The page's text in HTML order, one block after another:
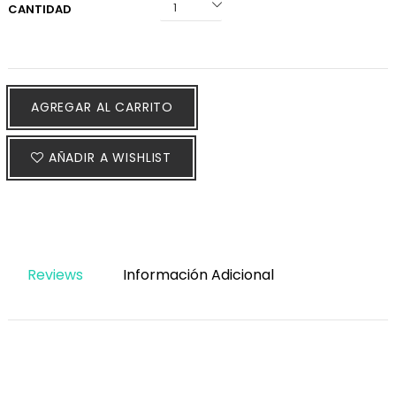
CANTIDAD
AGREGAR AL CARRITO
AÑADIR A WISHLIST
Reviews Información Adicional